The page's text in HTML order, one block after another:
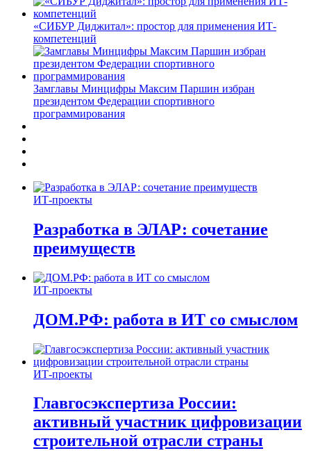
«СИБУР Диджитал»: простор для применения ИТ-
компетенций
Замглавы Минцифры Максим Паршин избран
президентом Федерации спортивного
программирования
ИТ-проекты
Разработка в ЭЛАР: сочетание
преимуществ
ИТ-проекты
ДОМ.РФ: работа в ИТ со смыслом
ИТ-проекты
Главгосэкспертиза России:
активный участник цифровизации
строительной отрасли страны